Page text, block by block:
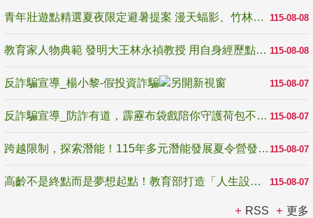
115-08-08
青年壯遊點精選夏夜限定避暑提案 漫天蝠影、竹林尋蛙、茶香夜觀 邀青年暮色出發
115-08-08
教育家人物典範 發明大王林永禎教授 用自身經歷點亮學生的路
115-08-07
反詐騙宣導_楊小黎-假投資詐騙
115-08-07
反詐騙宣導_防詐有道，霹靂布袋戲陪你守護荷包不受騙
115-08-07
跨越限制，探索潛能！115年多元潛能發展夏令營發掘生命無限可能
115-08-07
高齡不是終點而是夢想起點！教育部打造「人生設計夢工場」 參展第3屆高齡健康產業博覽會
RSS 更多